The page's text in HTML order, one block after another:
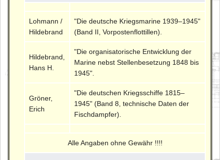
Lohmann /
Hildebrand
"Die deutsche Kriegsmarine 1939–1945"
(Band II, Vorpostenflottillen).
Hildebrand,
Hans H.
"Die organisatorische Entwicklung der
Marine nebst Stellenbesetzung 1848 bis
1945".
Gröner,
Erich
"Die deutschen Kriegsschiffe 1815–
1945" (Band 8, technische Daten der
Fischdampfer).
Alle Angaben ohne Gewähr !!!!